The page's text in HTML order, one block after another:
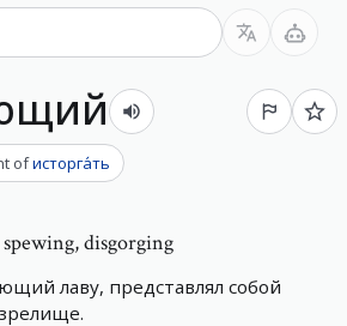
ofисторга́ть
disgorging
лаву, представлял собой